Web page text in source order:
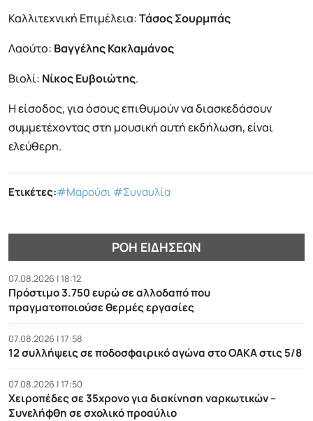
Καλλιτεχνική Επιμέλεια:Τάσος Σουρμπάς
Λαούτο: Βαγγέλης Κακλαμάνος
Βιολί: Νίκος Ευβοιώτης.
Η είσοδος, για όσους επιθυμούν να διασκεδάσουν
συμμετέχοντας στη μουσική αυτή εκδήλωση, είναι
ελεύθερη.
Ετικέτες:#Μαρούσι #Συναυλία
ΡΟΉ ΕΙΔΉΣΕΩΝ
07.08.2026 | 18:12
Πρόστιμο 3.750 ευρώ σε αλλοδαπό που
πραγματοποιούσε θερμές εργασίες
07.08.2026 | 17:58
12 συλλήψεις σε ποδοσφαιρικό αγώνα στο ΟΑΚΑ στις 5/8
07.08.2026 | 17:50
Χειροπέδες σε 35χρονο για διακίνηση ναρκωτικών –
Συνελήφθη σε σχολικό προαύλιο